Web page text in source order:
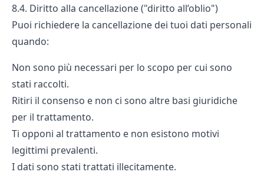
8.4. Diritto alla cancellazione ("diritto all’oblio")
Puoi richiedere la cancellazione dei tuoi dati personali
quando:
Non sono più necessari per lo scopo per cui sono
stati raccolti.
Ritiri il consenso e non ci sono altre basi giuridiche
per il trattamento.
Ti opponi al trattamento e non esistono motivi
legittimi prevalenti.
I dati sono stati trattati illecitamente.